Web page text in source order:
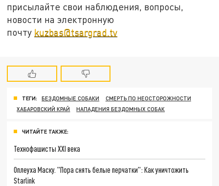
присылайте свои наблюдения, вопросы,
новости на электронную
почту kuzbas@tsargrad.tv
ТЕГИ: БЕЗДОМНЫЕ СОБАКИ
СМЕРТЬ ПО НЕОСТОРОЖНОСТИ
ХАБАРОВСКИЙ КРАЙ
НАПАДЕНИЯ БЕЗДОМНЫХ СОБАК
ЧИТАЙТЕ ТАКЖЕ:
Технофашисты XXI века
Оплеуха Маску. "Пора снять белые перчатки": Как уничтожить
Starlink